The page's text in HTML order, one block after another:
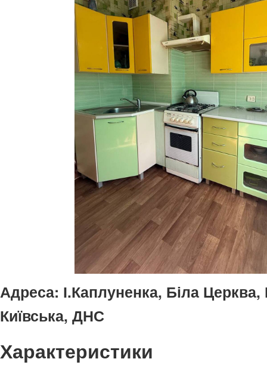
Адреса: І.Каплуненка, Біла Церква,
Київська, ДНС
Характеристики